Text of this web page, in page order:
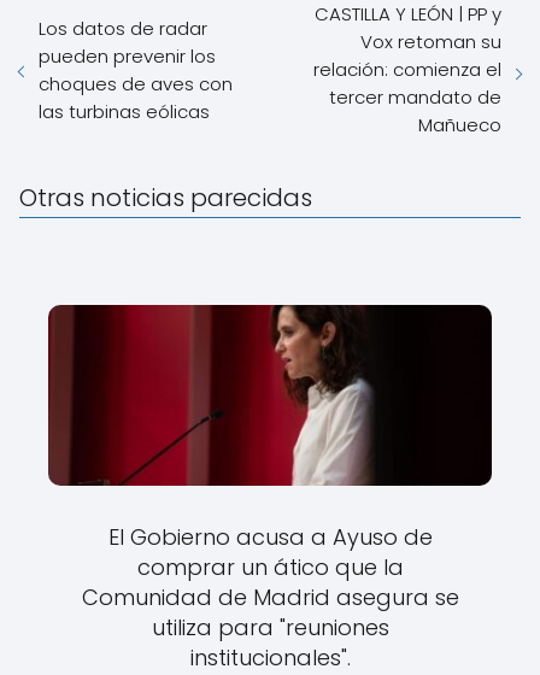
Los datos de radar
pueden prevenir los
choques de aves con
las turbinas eólicas
CASTILLA Y LEÓN | PP y
Vox retoman su
relación: comienza el
tercer mandato de
Mañueco
Otras noticias parecidas
El Gobierno acusa a Ayuso de
comprar un ático que la
Comunidad de Madrid asegura se
utiliza para "reuniones
institucionales".